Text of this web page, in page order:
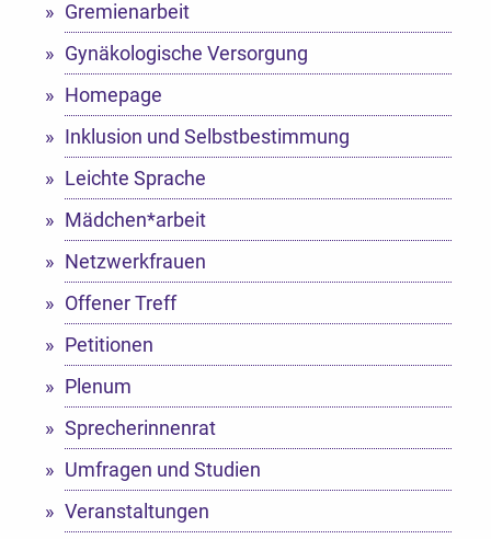
Gremienarbeit
Gynäkologische Versorgung
Homepage
Inklusion und Selbstbestimmung
Leichte Sprache
Mädchen*arbeit
Netzwerkfrauen
Offener Treff
Petitionen
Plenum
Sprecherinnenrat
Umfragen und Studien
Veranstaltungen